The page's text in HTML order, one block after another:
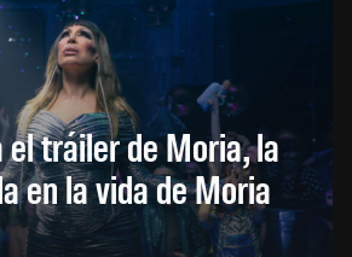
tráiler de Moria, la
en la vida de Moria